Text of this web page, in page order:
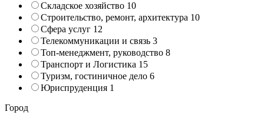
Складское хозяйство 10
Строительство, ремонт, архитектура 10
Сфера услуг 12
Телекоммуникации и связь 3
Топ-менеджмент, руководство 8
Транспорт и Логистика 15
Туризм, гостиничное дело 6
Юриспруденция 1
Город